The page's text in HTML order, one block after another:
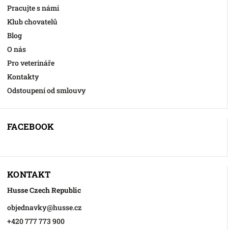
Pracujte s námi
Klub chovatelů
Blog
O nás
Pro veterináře
Kontakty
Odstoupení od smlouvy
FACEBOOK
KONTAKT
Husse Czech Republic
objednavky@husse.cz
+420 777 773 900